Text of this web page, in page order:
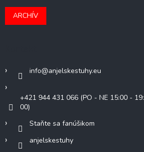
ARCHÍV
info@anjelskestuhy.eu
+421 944 431 066 (PO - NE 15:00 - 19:
00)
Staňte sa fanúšikom
anjelskestuhy